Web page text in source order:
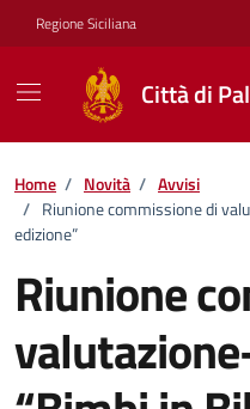
Vai ai contenuti
Vai al footer
Regione Siciliana
Città di
Home / Novità / Avvisi
/ Riunione commissione di
edizione”
Riunione